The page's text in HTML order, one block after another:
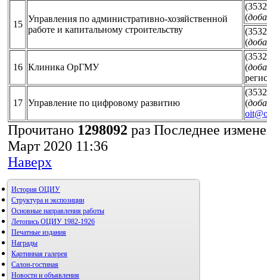
15
Управления по административно-хозяйственной
работе и капитальному строительству
(
(
16 Клиника ОрГМУ
(
17 Управление по цифровому развитию
(
Прочитано 1298092 раз Последнее
Март 2020 11:36
Наверх
История ОЦИУ
Структура и экспозиции
Основные направления работы
Летопись ОЦИУ 1982-1926
Печатные издания
Награды
Картинная галерея
Салон-гостиная
Новости и объявления